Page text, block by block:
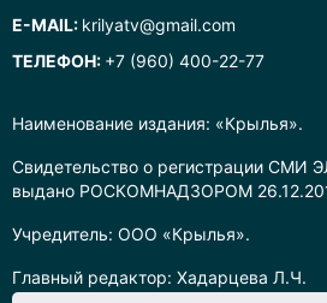
Наименование издания: «Крылья».
Свидетельство о регистрации СМИ
выдано РОСКОМНАДЗОРОМ
Учредитель: ООО «Крылья».
Главный редактор: Хадарцева Л.Ч.
E-MAIL: krilyatv@gmail.com
ТЕЛЕФОН: +7 (960) 400-22-77